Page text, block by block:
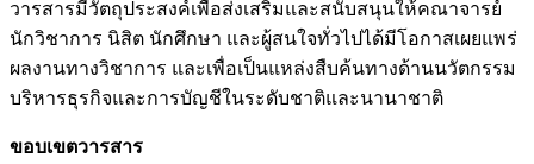
วารสารมีวัตถุประสงค์เพื่อส่งเสริมและสนับสนุนให้คณาจารย์
นักวิชาการ นิสิต นักศึกษา และผู้สนใจทั่วไปได้มีโอกาสเผยแพร่
ผลงานทางวิชาการ และเพื่อเป็นแหล่งสืบค้นทางด้านนวัตกรรม
บริหารธุรกิจและการบัญชีในระดับชาติและนานาชาติ
ขอบเขตวารสาร